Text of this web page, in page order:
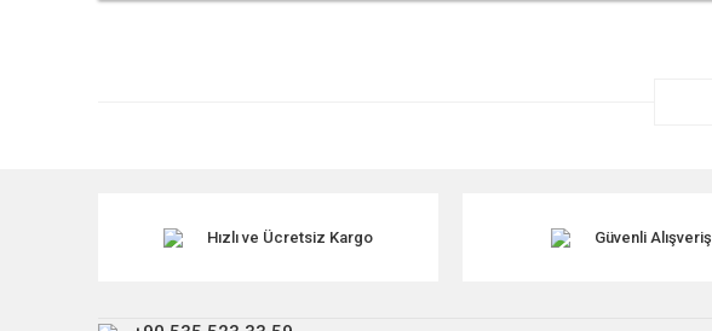
Bu ürüne benzer farklı alternatifler olmalı.
Hızlı ve Ücretsiz Kargo Güvenli Alışveriş